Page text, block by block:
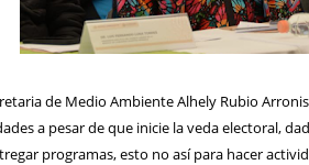
de Medio Ambiente Alhely Rubio
a pesar de que inicie la veda electoral,
programas, esto no así para hacer